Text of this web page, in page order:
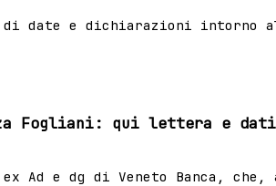
date e dichiarazioni intorno
Fogliani: qui lettera e dati
Ad e dg di Veneto Banca,